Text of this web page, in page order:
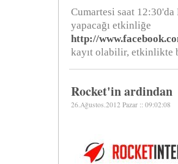
Cumartesi saat
yapacağı etkinliğe
http://
kayıt olabilir, etkinlikte
Rocket'in ardindan
26.Ağustos.2012 Pazar :: 09:02:08